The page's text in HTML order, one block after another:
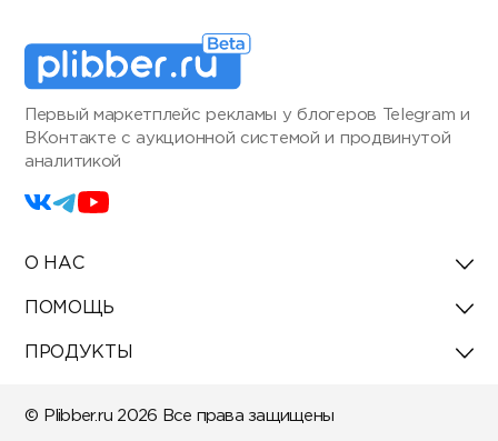
Первый маркетплейс рекламы у блогеров Telegram и
ВКонтакте с аукционной системой и продвинутой
аналитикой
О НАС
ПОМОЩЬ
ПРОДУКТЫ
© Plibber.ru 2026 Все права защищены